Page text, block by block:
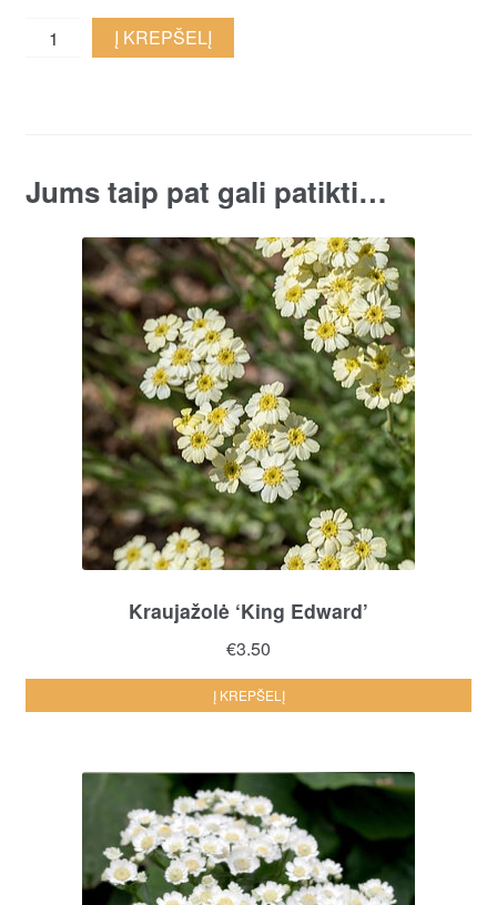
Kelerio
kraujažolė
Į KREPŠELĮ
Jums taip pat gali patikti…
Kraujažolė ‘King Edward’
€3.50
Į KREPŠELĮ